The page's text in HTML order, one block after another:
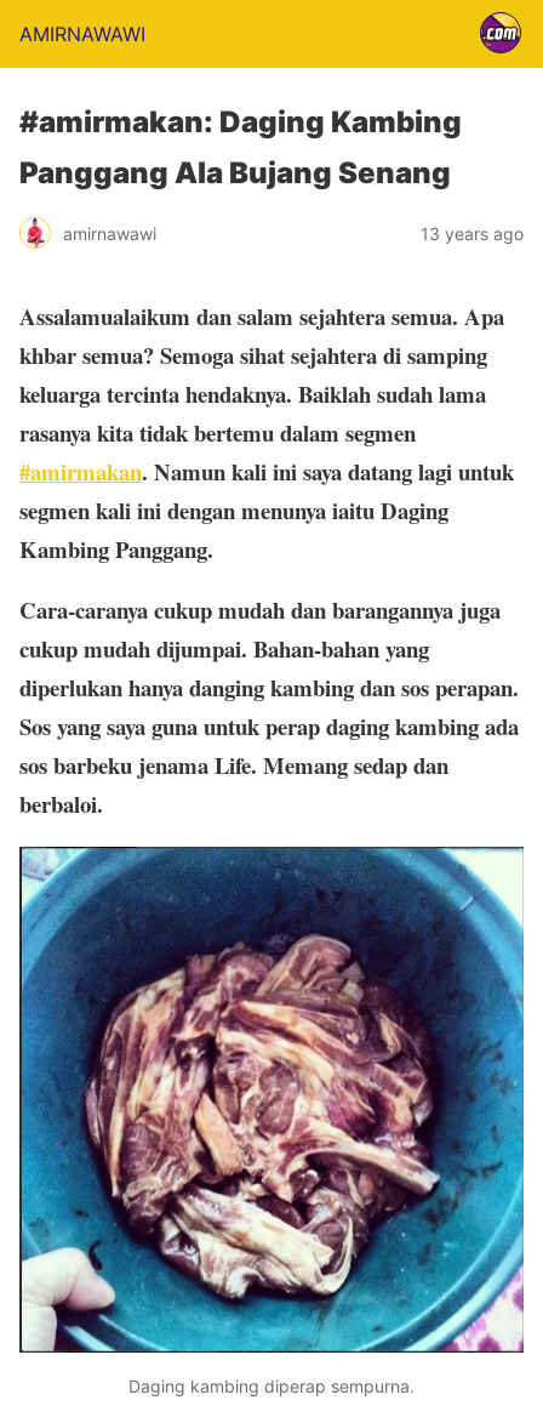
AMIRNAWAWI
#amirmakan: Daging Kambing
Panggang Ala Bujang Senang
amirnawawi 13 years ago
Assalamualaikum dan salam sejahtera semua. Apa
khbar semua? Semoga sihat sejahtera di samping
keluarga tercinta hendaknya. Baiklah sudah lama
rasanya kita tidak bertemu dalam segmen
#amirmakan. Namun kali ini saya datang lagi untuk
segmen kali ini dengan menunya iaituDaging
Kambing Panggang.
Cara-caranya cukup mudah dan barangannya juga
cukup mudah dijumpai. Bahan-bahan yang
diperlukan hanya danging kambing dan sos perapan.
Sos yang saya guna untuk perap daging kambing ada
sos barbeku jenama Life. Memang sedap dan
berbaloi.
Daging kambing diperap sempurna.